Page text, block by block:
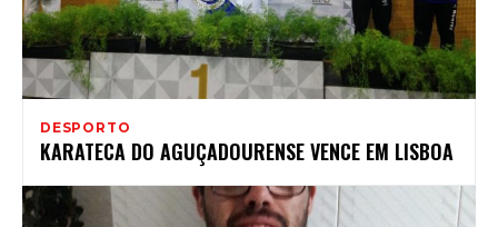
DESPORTO
KARATECA DO AGUÇADOURENSE VENCE EM LISBOA